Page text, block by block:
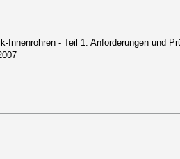
- Teil 1: Anforderungen und